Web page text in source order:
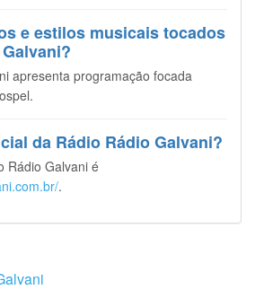
e estilos musicais tocados
apresenta programação focada
da Rádio Rádio Galvani?
Rádio Galvani é
.